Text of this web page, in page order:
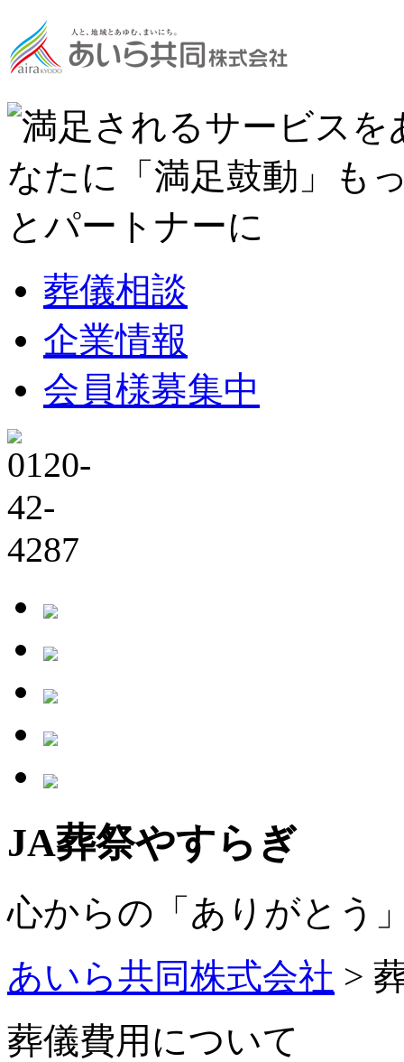
葬儀相談
企業情報
会員様募集中
JA葬祭やすらぎ
心からの「ありがとう
あいら共同株式会社 >
葬儀費用について